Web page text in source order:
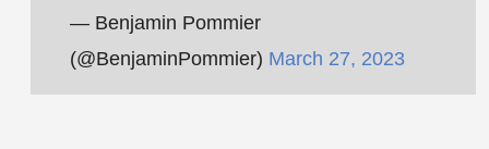
— Benjamin Pommier
(@BenjaminPommier) March 27, 2023